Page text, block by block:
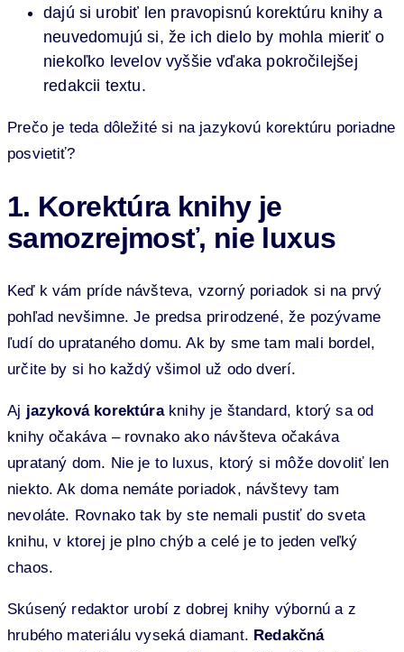
dajú si urobiť len pravopisnú korektúru knihy a
neuvedomujú si, že ich dielo by mohla mieriť o
niekoľko levelov vyššie vďaka pokročilejšej
redakcii textu.
Prečo je teda dôležité si na jazykovú korektúru poriadne
posvietiť?
1. Korektúra knihy je
samozrejmosť, nie luxus
Keď k vám príde návšteva, vzorný poriadok si na prvý
pohľad nevšimne. Je predsa prirodzené, že pozývame
ľudí do uprataného domu. Ak by sme tam mali bordel,
určite by si ho každý všimol už odo dverí.
Aj jazyková korektúraknihy je štandard, ktorý sa od
knihy očakáva – rovnako ako návšteva očakáva
uprataný dom. Nie je to luxus, ktorý si môže dovoliť len
niekto. Ak doma nemáte poriadok, návštevy tam
nevoláte. Rovnako tak by ste nemali pustiť do sveta
knihu, v ktorej je plno chýb a celé je to jeden veľký
chaos.
Skúsený redaktor urobí z dobrej knihy výbornú a z
hrubého materiálu vyseká diamant. Redakčná